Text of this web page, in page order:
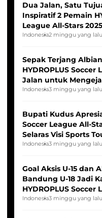
Dua Jalan, Satu
Inspiratif 2 Pemain
League All-Stars
Seleksi Timnas
Indonesia2 minggu yang lalu
Sepak Terjang
HYDROPLUS
Jalan untuk
Indonesia Putri
Indonesia3 minggu yang lalu
Bupati Kudus
Soccer League All-
Selaras Visi Sports
Indonesia3 minggu yang lalu
Goal Aksis U-15 dan
Bandung U-18 Jadi
HYDROPLUS Soccer
2025/2026
Indonesia3 minggu yang lalu